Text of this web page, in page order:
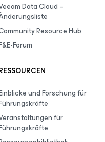
Data Cloud –
Resource Hub
Forum
und Forschung für
für